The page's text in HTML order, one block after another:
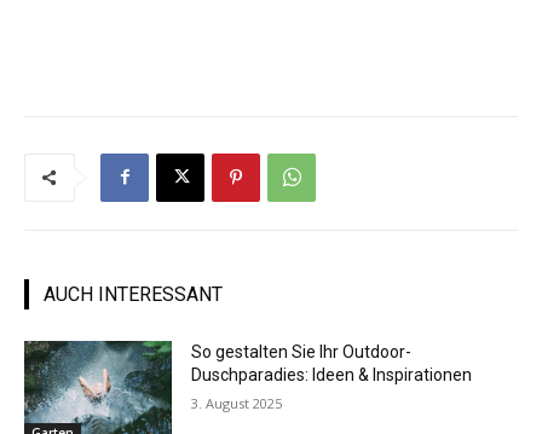
AUCH INTERESSANT
So gestalten Sie Ihr Outdoor-
Duschparadies: Ideen & Inspirationen
3. August 2025